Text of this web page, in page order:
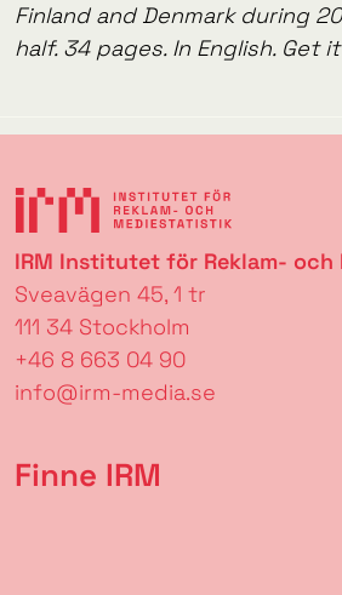
Finland and Denmark during
half. 34 pages. In English. Get it
IRM Institutet för Reklam-
Sveavägen 45, 1 tr
111 34 Stockholm
+46 8 663 04 90
info@irm-media.se
Finne IRM